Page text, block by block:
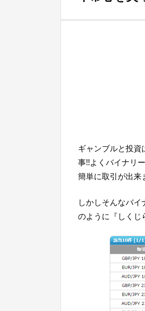
ギャンブルと投資
事!!よくバイナリ
簡単に取引が出来
しかしそんなバ
のように『しくじ